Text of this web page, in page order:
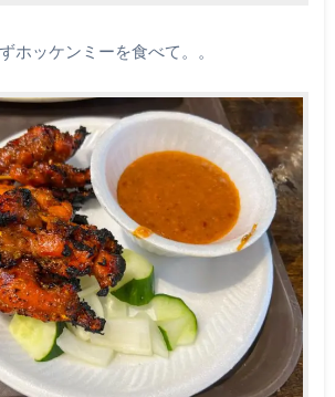
ホッケンミーを食べて。。